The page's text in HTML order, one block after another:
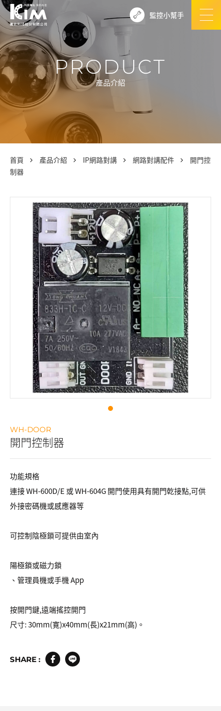
監控小幫手
PRODUCT
產品介紹
首頁 產品介紹 IP網路對講 網路對講配件
開門控
制器
WH-DOOR
開門控制器
功能規格
連接 WH-600D/E 或 WH-604G 開門使用具有開門乾接點,可供
外接密碼機或感應器等
可控制陰極鎖可提供由室內
陽極鎖或磁力鎖
、管理員機或手機 App
按開門鍵,遠端搖控開門
尺寸: 30mm(寛)x40mm(長)x21mm(高)。
SHARE :